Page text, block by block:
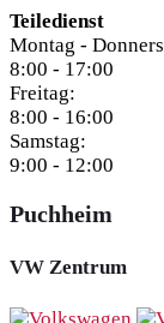
Teiledienst
Montag -
8:00 - 17:00
Freitag:
8:00 - 16:00
Samstag:
9:00 - 12:00
Puchheim
VW Zentrum